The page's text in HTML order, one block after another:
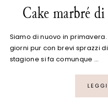
Cake marbré
Siamo di nuovo in
giorni pur con brevi sprazzi
stagione si fa comunque …